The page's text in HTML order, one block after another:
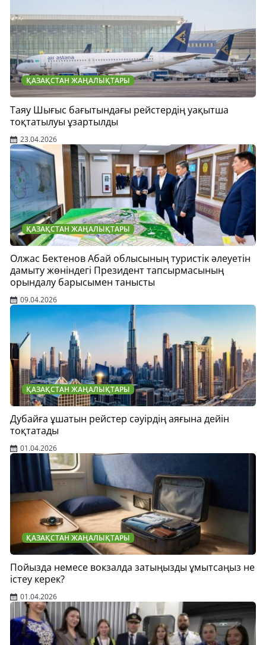
ҚАЗАҚСТАН ЖАҢАЛЫҚТАРЫ
Таяу Шығыс бағытындағы рейстердің уақытша
тоқтатылуы ұзартылды
23.04.2026
ҚАЗАҚСТАН ЖАҢАЛЫҚТАРЫ
Олжас Бектенов Абай облысының туристік әлеуетін
дамыту жөніндегі Президент тапсырмасының
орындалу барысымен танысты
09.04.2026
ҚАЗАҚСТАН ЖАҢАЛЫҚТАРЫ
Дубайға ұшатын рейстер сәуірдің аяғына дейін
тоқтатады
01.04.2026
ҚАЗАҚСТАН ЖАҢАЛЫҚТАРЫ
Пойызда немесе вокзалда затыңызды ұмытсаңыз не
істеу керек?
01.04.2026